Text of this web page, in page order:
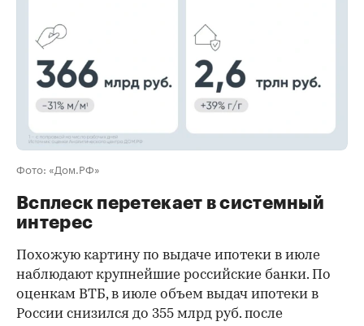
Фото: «Дом.РФ»
Всплеск перетекает в системный
интерес
Похожую картину по выдаче ипотеки в июле
наблюдают крупнейшие российские банки. По
оценкам ВТБ, в июле объем выдач ипотеки в
России снизился до 355 млрд руб. после